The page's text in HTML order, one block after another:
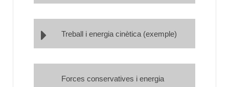
Treball i energia cinètica (exemple)
Forces conservatives i energia